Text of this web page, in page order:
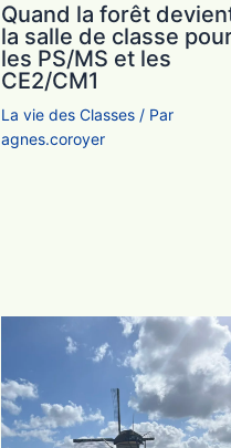
Quand la forêt
la salle de classe
les PS/MS et les
CE2/CM1
La vie des Classes/ Par
agnes.coroyer